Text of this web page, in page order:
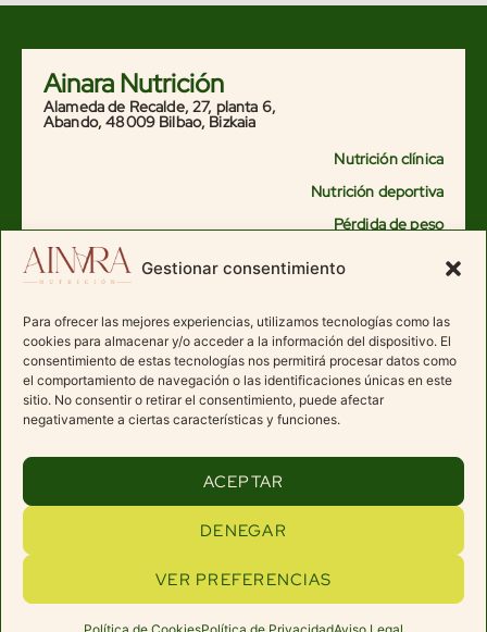
Gestionar consentimiento
Para ofrecer las mejores experiencias, utilizamos tecnologías como las
cookies para almacenar y/o acceder a la información del dispositivo. El
consentimiento de estas tecnologías nos permitirá procesar datos como
el comportamiento de navegación o las identificaciones únicas en este
sitio. No consentir o retirar el consentimiento, puede afectar
negativamente a ciertas características y funciones.
ACEPTAR
DENEGAR
VER PREFERENCIAS
Ainara Nutrición
Alameda de Recalde, 27, planta 6,
Abando, 48009 Bilbao, Bizkaia
Nutrición clínica
Nutrición deportiva
Pérdida de peso
Alimentación saludable
Nutrición oncológica
Vegana – vegetariana
Subir de peso
consultas@ainaranutricion.com
AINARA NUTRICIÓN©
2026 TODOS LOS
POLÍTICA DE PRIVACIDAD
POLÍTICA DE COOKIES
CONDICIONES DE CONTRATACIÓN